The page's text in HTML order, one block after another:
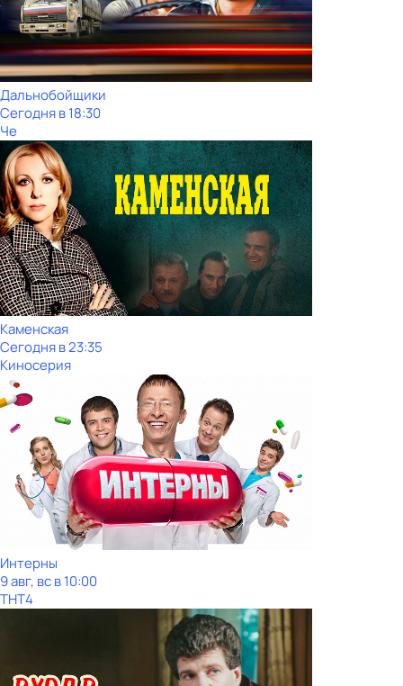
Дальнобойщики
Сегодня в 18:30
Че
Каменская
Сегодня в 23:35
Киносерия
Интерны
9 авг, вс в 10:00
ТНТ4